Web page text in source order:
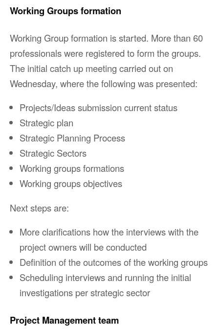
Working Groups formation
Working Group formation is started. More than 60
professionals were registered to form the groups.
The initial catch up meeting carried out on
Wednesday, where the following was presented:
Projects/Ideas submission current status
Strategic plan
Strategic Planning Process
Strategic Sectors
Working groups formations
Working groups objectives
Next steps are:
More clarifications how the interviews with the
project owners will be conducted
Definition of the outcomes of the working groups
Scheduling interviews and running the initial
investigations per strategic sector
Project Management team